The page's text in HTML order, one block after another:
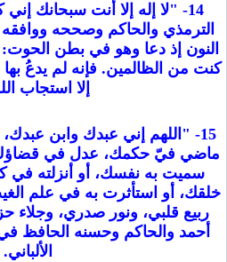
14- "لا إله إلا أنت سبحانك
الترمذي والحاكم وصححه
النون إذ دعا وهو في بطن الحوت:
كنت من الظالمين. فإنه لم
إلا استجاب
15- "اللهم إني عبدك وابن
ماضي فيّ حكمك، عدل في
سميت به نفسك، أو أنزلته في
خلقك، أو استأثرت به في علم
ربيع قلبي، ونور صدري،
أحمد والحاكم وحسنه الحافظ
الألباني.